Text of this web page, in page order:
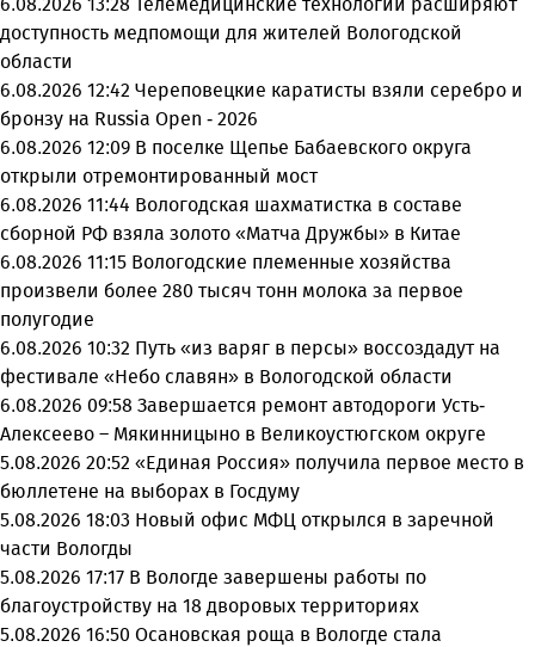
доступность медпомощи для жителей Вологодской
области
6.08.2026 12:42 Череповецкие каратисты взяли серебро и
бронзу на Russia Open - 2026
6.08.2026 12:09 В поселке Щепье Бабаевского округа
открыли отремонтированный мост
6.08.2026 11:44 Вологодская шахматистка в составе
сборной РФ взяла золото «Матча Дружбы» в Китае
6.08.2026 11:15 Вологодские племенные хозяйства
произвели более 280 тысяч тонн молока за первое
полугодие
6.08.2026 10:32 Путь «из варяг в персы» воссоздадут на
фестивале «Небо славян» в Вологодской области
6.08.2026 09:58 Завершается ремонт автодороги Усть-
Алексеево – Мякинницыно в Великоустюгском округе
5.08.2026 20:52 «Единая Россия» получила первое место в
бюллетене на выборах в Госдуму
5.08.2026 18:03 Новый офис МФЦ открылся в заречной
части Вологды
5.08.2026 17:17 В Вологде завершены работы по
благоустройству на 18 дворовых территориях
5.08.2026 16:50 Осановская роща в Вологде стала